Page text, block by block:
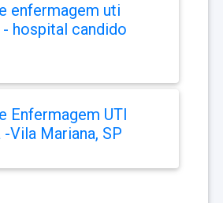
enfermagem uti
hospital candido
Enfermagem UTI
Vila Mariana, SP